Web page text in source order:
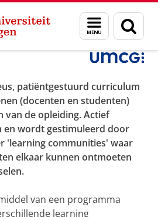
Menu
en
zoeken
G2020
patiëntgestuurd curriculum
(docenten en studenten)
van de opleiding. Actief
en wordt gestimuleerd door
'learning communities' waar
elkaar kunnen ontmoeten
van een programma
learning